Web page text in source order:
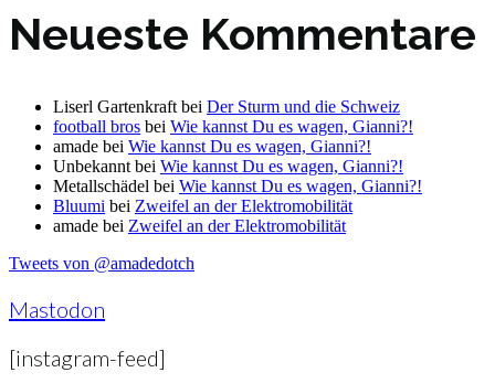
Neueste Kommentare
Liserl Gartenkraft bei Der Sturm und die Schweiz
football bros bei Wie kannst Du es wagen, Gianni?!
amade bei Wie kannst Du es wagen, Gianni?!
Unbekannt bei Wie kannst Du es wagen, Gianni?!
Metallschädel bei Wie kannst Du es wagen, Gianni?!
Bluumi bei Zweifel an der Elektromobilität
amade bei Zweifel an der Elektromobilität
Tweets von @amadedotch
Mastodon
[instagram-feed]